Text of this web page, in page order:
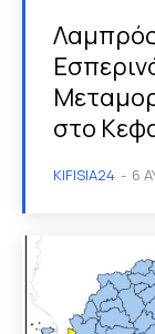
στο
KIFISIA24 - 6